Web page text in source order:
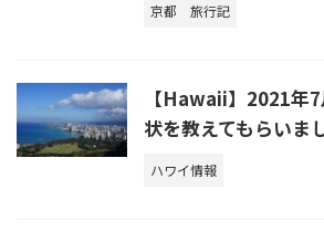
京都
旅行記
【Hawaii】2021
状を教えてもらいま
ハワイ情報